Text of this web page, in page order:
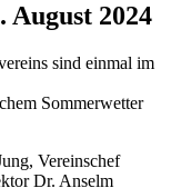
August 2024
sind einmal im
Sommerwetter
Vereinschef
Dr. Anselm